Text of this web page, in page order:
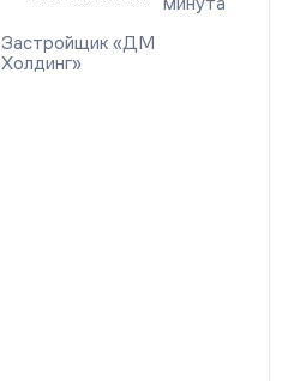
Застройщик «ДМ
Холдинг»